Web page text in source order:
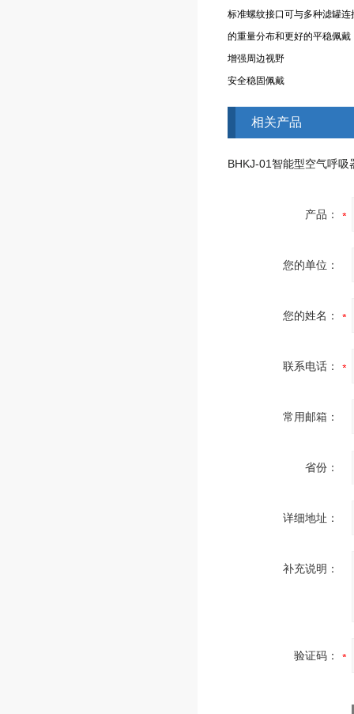
标准螺纹接口可与多种滤罐连
的重量分布和更好的平稳佩戴
增强周边视野
安全稳固佩戴
相关产品
产品：
您的单位：
您的姓名：
联系电话：
常用邮箱：
省份：
详细地址：
补充说明：
验证码：